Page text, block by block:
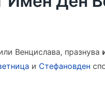
Венцислава, празнува
и Стефановден